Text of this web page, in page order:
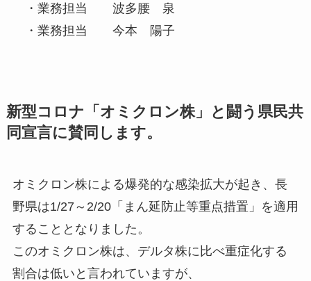
・業務担当 波多腰 泉
・業務担当 今本 陽子
新型コロナ「オミクロン株」と闘う県民共
同宣言に賛同します。
オミクロン株による爆発的な感染拡大が起き、長
野県は1/27～2/20「まん延防止等重点措置」を適用
することとなりました。
このオミクロン株は、デルタ株に比べ重症化する
割合は低いと言われていますが、